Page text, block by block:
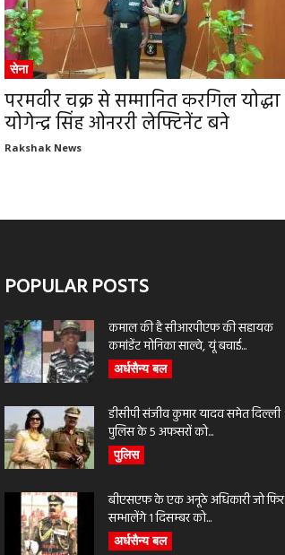
सेना
परमवीर चक्र से सम्मानित करगिल योद्धा
योगेन्द्र सिंह ओनररी लेफ्टिनेंट बने
Rakshak News
POPULAR POSTS
कमाल की है सीआरपीएफ की सहायक
कमांडेंट मोनिका साल्वे, यूं बचाई...
अर्धसैन्य बल
डीसीपी संजीव कुमार यादव समेत दिल्ली
पुलिस के 5 अफसरों को...
पुलिस
बीएसएफ के एक अनूठे अधिकारी जो फिर
सम्भालेंगे 1 दिसम्बर को...
अर्धसैन्य बल